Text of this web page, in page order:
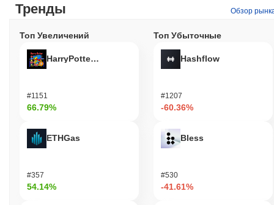
Тренды Обзор
Топ Увеличений
HarryPotterObamaSonic10Inu (ETH)
#1151
66.79%
ETHGas
#357
54.14%
Топ Убыточные
Hashflow
#1207
-60.36%
Bless
#530
-41.61%